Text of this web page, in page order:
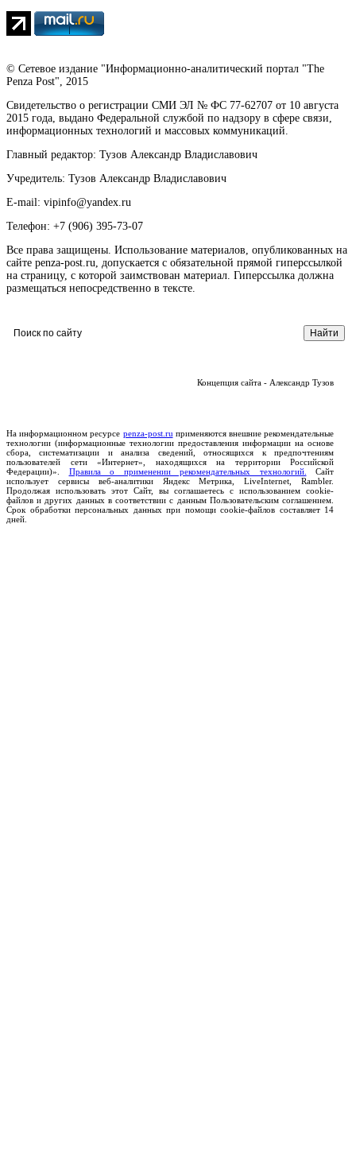
© Сетевое издание "Информационно-аналитический портал "The
Penza Post", 2015
Свидетельство о регистрации СМИ ЭЛ № ФС 77-62707 от 10 августа
2015 года, выдано Федеральной службой по надзору в сфере связи,
информационных технологий и массовых коммуникаций.
Главный редактор: Тузов Александр Владиславович
Учредитель: Тузов Александр Владиславович
E-mail: vipinfo@yandex.ru
Телефон: +7 (906) 395-73-07
Все права защищены. Использование материалов, опубликованных на
сайте penza-post.ru, допускается с обязательной прямой гиперссылкой
на страницу, с которой заимствован материал. Гиперссылка должна
размещаться непосредственно в тексте.
Концепция сайта - Александр Тузов
На информационном ресурсе penza-post.ru применяются внешние рекомендательные
технологии (информационные технологии предоставления информации на основе
сбора, систематизации и анализа сведений, относящихся к предпочтениям
пользователей сети «Интернет», находящихся на территории Российской
Федерации)». Правила о применении рекомендательных технологий.
Сайт
использует сервисы веб-аналитики Яндекс Метрика, LiveInternet, Rambler.
Продолжая использовать этот Сайт, вы соглашаетесь с использованием cookie-
файлов и других данных в соответствии с данным Пользовательским соглашением.
Срок обработки персональных данных при помощи cookie-файлов составляет 14
дней.